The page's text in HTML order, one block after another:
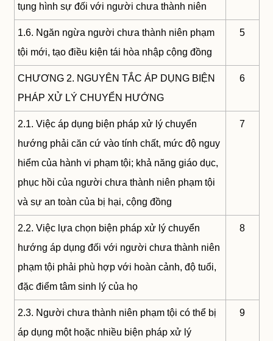
tụng hình sự đối với người chưa thành niên
1.6. Ngăn ngừa người chưa thành niên phạm
tội mới, tạo điều kiện tái hòa nhập cộng đồng
5
CHƯƠNG 2. NGUYÊN TẮC ÁP DỤNG BIỆN
PHÁP XỬ LÝ CHUYỂN HƯỚNG
6
2.1. Việc áp dụng biện pháp xử lý chuyển
hướng phải căn cứ vào tính chất, mức độ nguy
hiểm của hành vi phạm tội; khả năng giáo dục,
phục hồi của người chưa thành niên phạm tội
và sự an toàn của bị hại, cộng đồng
7
2.2. Việc lựa chọn biện pháp xử lý chuyển
hướng áp dụng đối với người chưa thành niên
phạm tội phải phù hợp với hoàn cảnh, độ tuổi,
đặc điểm tâm sinh lý của họ
8
2.3. Người chưa thành niên phạm tội có thể bị
áp dụng một hoặc nhiều biện pháp xử lý
9